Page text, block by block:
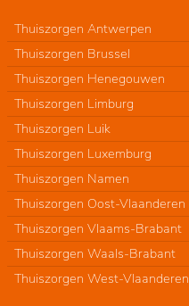
Thuiszorgen Antwerpen
Thuiszorgen Brussel
Thuiszorgen Henegouwen
Thuiszorgen Limburg
Thuiszorgen Luik
Thuiszorgen Luxemburg
Thuiszorgen Namen
Thuiszorgen Oost-Vlaanderen
Thuiszorgen Vlaams-Brabant
Thuiszorgen Waals-Brabant
Thuiszorgen West-Vlaanderen